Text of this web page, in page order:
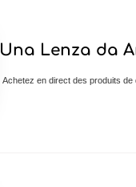
Una Lenza da
Achetez en direct des produits de